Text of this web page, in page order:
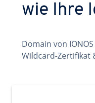
wie Ihre
Domain von
Wildcard-Zertifikat